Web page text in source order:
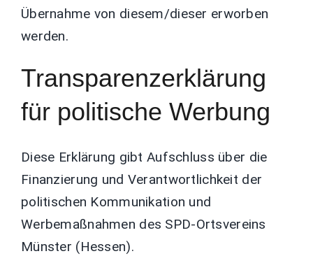
Übernahme von diesem/dieser erworben
werden.
Transparenzerklärung
für politische Werbung
Diese Erklärung gibt Aufschluss über die
Finanzierung und Verantwortlichkeit der
politischen Kommunikation und
Werbemaßnahmen des SPD-Ortsvereins
Münster (Hessen).